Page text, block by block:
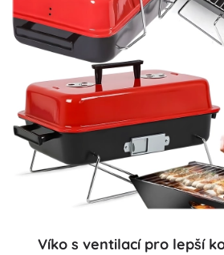
Víko s ventilací pro lepší